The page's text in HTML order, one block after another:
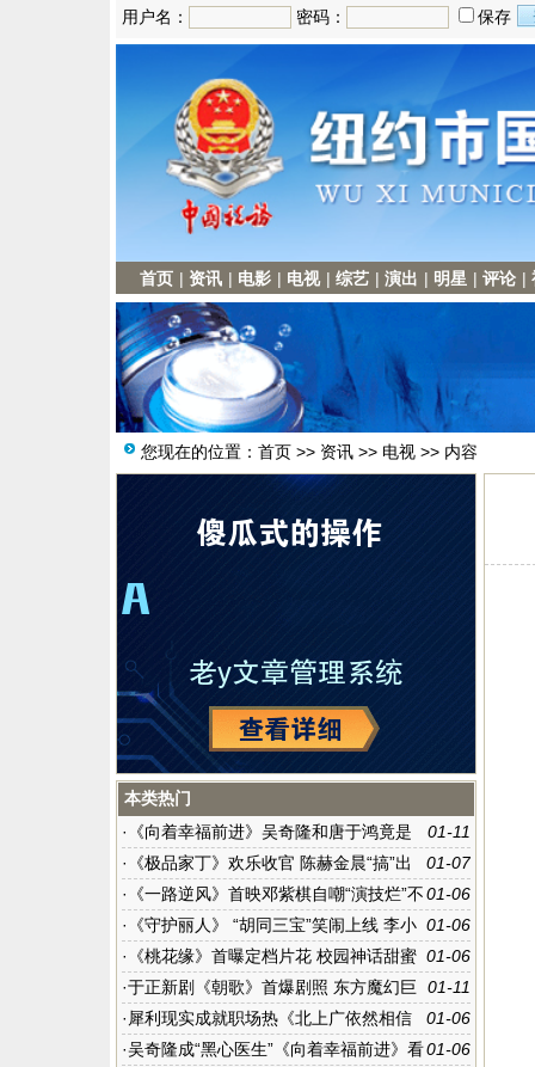
用户名： 密码： 保存
首页 | 资讯 | 电影 | 电视 | 综艺 | 演出 | 明星 | 评论 |
您现在的位置： 首页 >> 资讯 >> 电视 >> 内容
本类热门
01-11
·
《向着幸福前进》吴奇隆和唐于鸿竟是
虐心夫妇
01-07
·
《极品家丁》欢乐收官 陈赫金晨“搞”出
现象级神剧
01-06
·
《一路逆风》首映邓紫棋自嘲“演技烂”不
会装
01-06
·
《守护丽人》 “胡同三宝”笑闹上线 李小
璐强调活在当下
01-06
·
《桃花缘》首曝定档片花 校园神话甜蜜
来袭
01-11
·于正新剧《朝歌》首爆剧照 东方魔幻巨
制亮相
01-06
· 犀利现实成就职场热《北上广依然相信
爱情》收官
01-06
·吴奇隆成“黑心医生”《向着幸福前进》看